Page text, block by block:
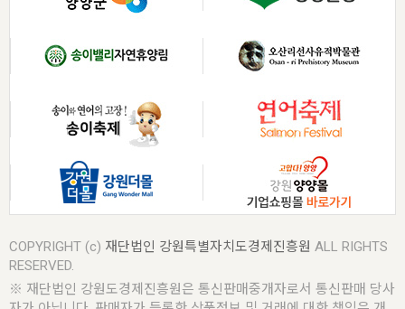
COPYRIGHT (c) 재단법인 강원특별자치도경제진흥원 ALL RIGHTS
RESERVED.
※ 재단법인 강원도경제진흥원은 통신판매중개자로서 통신판매 당사